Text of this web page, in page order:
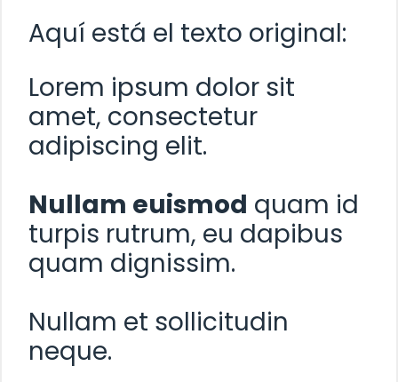
Aquí está el texto original:
Lorem ipsum dolor sit
amet, consectetur
adipiscing elit.
Nullam euismod quam id
turpis rutrum, eu dapibus
quam dignissim.
Nullam et sollicitudin
neque.